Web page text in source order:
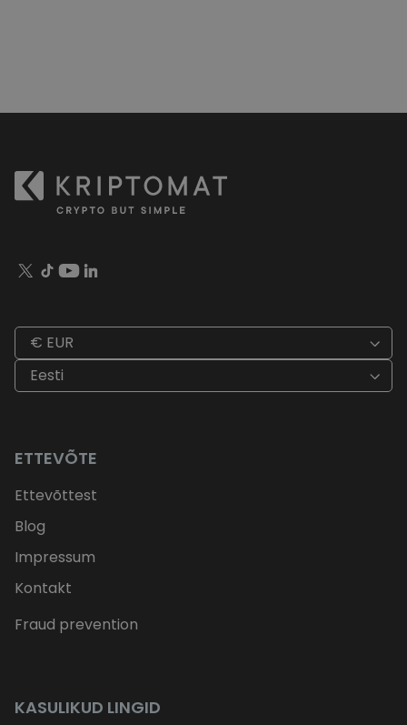
€ EUR
Eesti
ETTEVÕTE
Ettevõttest
Blog
Impressum
Kontakt
Fraud prevention
KASULIKUD LINGID